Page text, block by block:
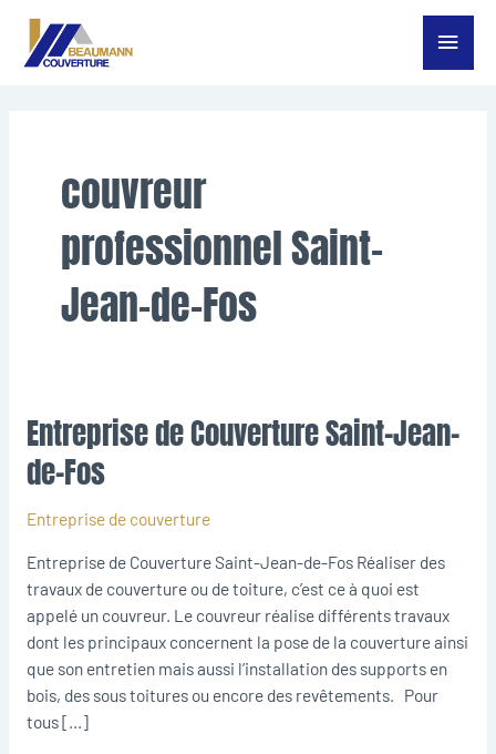
Aller
Menu
couvreur
professionnel Saint-
Jean-de-Fos
Entreprise de Couverture Saint-Jean-
de-Fos
Entreprise de couverture
Entreprise de Couverture Saint-Jean-de-Fos Réaliser des
travaux de couverture ou de toiture, c’est ce à quoi est
appelé un couvreur. Le couvreur réalise différents travaux
dont les principaux concernent la pose de la couverture ainsi
que son entretien mais aussi l’installation des supports en
bois, des sous toitures ou encore des revêtements. Pour
tous […]
Entreprise
de
Couverture
Jean-
de-
Fos